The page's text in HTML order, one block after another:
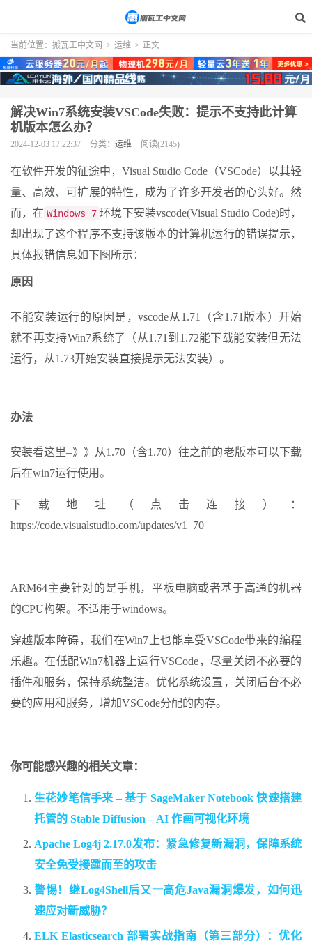
当前位置： 搬瓦工中文网 > 运维 > 正文
解决Win7系统安装VSCode失败：提示不支持此计算
机版本怎么办？
2024-12-03 17:22:37 分类： 运维 阅读(2145)
在软件开发的征途中，Visual Studio Code（VSCode）以其轻
量、高效、可扩展的特性，成为了许多开发者的心头好。然
而，在 Windows 7 环境下安装vscode(Visual Studio Code)时，
却出现了这个程序不支持该版本的计算机运行的错误提示，
具体报错信息如下图所示：
原因
不能安装运行的原因是，vscode从1.71（含1.71版本）开始
就不再支持Win7系统了（从1.71到1.72能下载能安装但无法
运行，从1.73开始安装直接提示无法安装）。
办法
安装看这里–》》从1.70（含1.70）往之前的老版本可以下载
后在win7运行使用。
下载地址（点击连接）：
https://code.visualstudio.com/updates/v1_70
ARM64主要针对的是手机，平板电脑或者基于高通的机器
的CPU构架。不适用于windows。
穿越版本障碍，我们在Win7上也能享受VSCode带来的编程
乐趣。在低配Win7机器上运行VSCode，尽量关闭不必要的
插件和服务，保持系统整洁。优化系统设置，关闭后台不必
要的应用和服务，增加VSCode分配的内存。
你可能感兴趣的相关文章：
生花妙笔信手来 – 基于 SageMaker Notebook 快速搭建
托管的 Stable Diffusion – AI 作画可视化环境
Apache Log4j 2.17.0发布：紧急修复新漏洞，保障系统
安全免受接踵而至的攻击
警惕！继Log4Shell后又一高危Java漏洞爆发，如何迅
速应对新威胁？
ELK Elasticsearch 部署实战指南（第三部分）：优化